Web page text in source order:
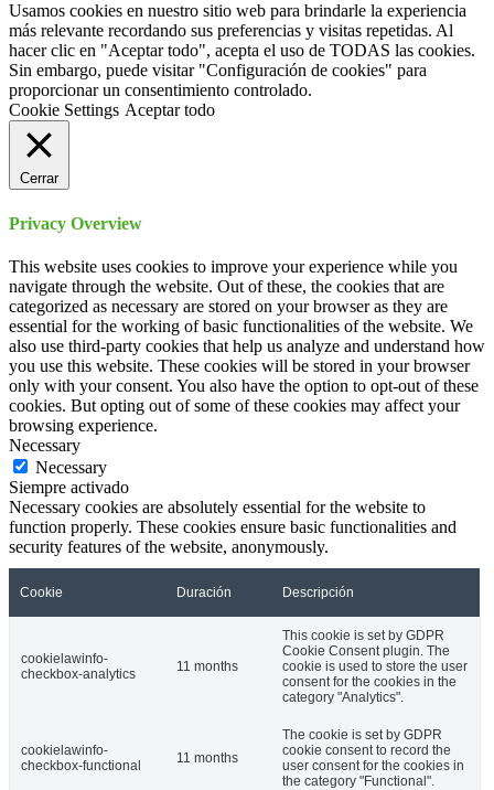
Usamos cookies en nuestro sitio web para brindarle la experiencia
más relevante recordando sus preferencias y visitas repetidas. Al
hacer clic en "Aceptar todo", acepta el uso de TODAS las cookies.
Sin embargo, puede visitar "Configuración de cookies" para
proporcionar un consentimiento controlado.
Cookie Settings Aceptar todo
Cerrar
Privacy Overview
This website uses cookies to improve your experience while you
navigate through the website. Out of these, the cookies that are
categorized as necessary are stored on your browser as they are
essential for the working of basic functionalities of the website. We
also use third-party cookies that help us analyze and understand how
you use this website. These cookies will be stored in your browser
only with your consent. You also have the option to opt-out of these
cookies. But opting out of some of these cookies may affect your
browsing experience.
Necessary
Necessary
Siempre activado
Necessary cookies are absolutely essential for the website to
function properly. These cookies ensure basic functionalities and
security features of the website, anonymously.
Cookie Duración Descripción
cookielawinfo-
checkbox-analytics
11 months
This cookie is set by GDPR
Cookie Consent plugin. The
cookie is used to store the user
consent for the cookies in the
category "Analytics".
cookielawinfo-
checkbox-functional
11 months
The cookie is set by GDPR
cookie consent to record the
user consent for the cookies in
the category "Functional".